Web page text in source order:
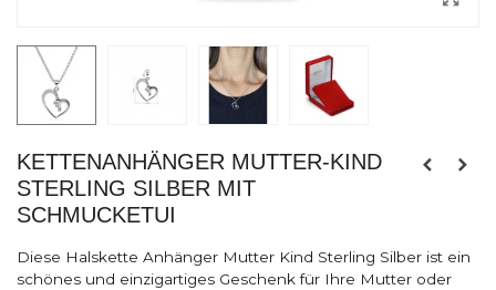
KETTENANHÄNGER MUTTER-KIND
STERLING SILBER MIT
SCHMUCKETUI
Diese Halskette Anhänger Mutter Kind Sterling Silber ist ein
schönes und einzigartiges Geschenk für Ihre Mutter oder